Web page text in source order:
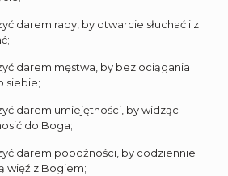
darem rady, by otwarcie słuchać i z
darem męstwa, by bez ociągania
siebie;
darem umiejętności, by widząc
do Boga;
darem pobożności, by codziennie
więź z Bogiem;